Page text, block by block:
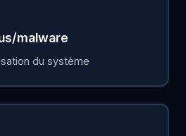
malware
du système